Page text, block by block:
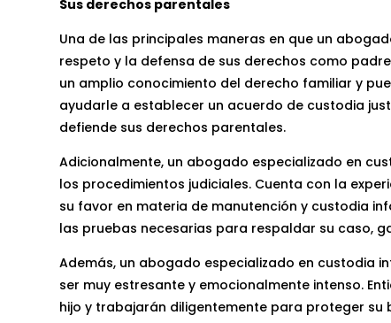
Sus derechos parentales
Una de las principales maneras en que un
respeto y la defensa de sus derechos como
un amplio conocimiento del derecho familiar y
ayudarle a establecer un acuerdo de custodia
defiende sus derechos parentales.
Adicionalmente, un abogado especializado en
los procedimientos judiciales. Cuenta con la
su favor en materia de manutención y custodia
las pruebas necesarias para respaldar su caso,
Además, un abogado especializado en custodia
ser muy estresante y emocionalmente intenso.
hijo y trabajarán diligentemente para proteger su